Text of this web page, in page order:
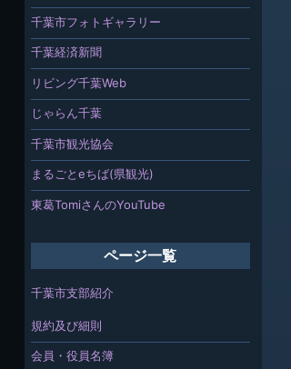
千葉市フォトギャラリー
千葉経済新聞
リビング千葉Web
じゃらん千葉
千葉市観光協会
まるごとeちば(県観光)
東葛TomiさんのYouTube
ページ一覧
千葉市支部紹介
規約及び細則
会員・役員名簿